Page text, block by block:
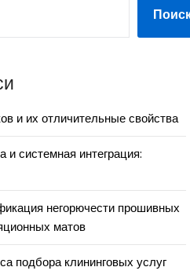
и их отличительные свойства
системная интеграция:
негорючести прошивных
матов
подбора клининговых услуг